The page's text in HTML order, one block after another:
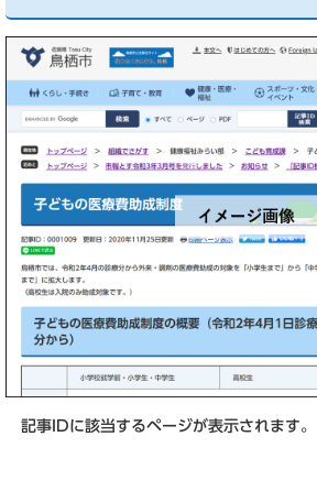
記事IDに該当するページが表示されます。